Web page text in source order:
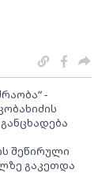
-
შეწირული
გაკეთდა